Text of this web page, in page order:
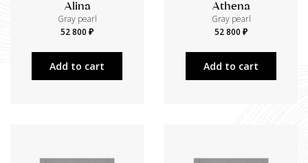
Alina
Gray pearl
52 800 ₽
Add to cart
Athena
Gray pearl
52 800 ₽
Add to cart